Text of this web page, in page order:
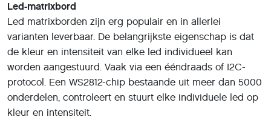
Led-matrixbord
Led matrixborden zijn erg populair en in allerlei
varianten leverbaar. De belangrijkste eigenschap is dat
de kleur en intensiteit van elke led individueel kan
worden aangestuurd. Vaak via een ééndraads of I2C-
protocol. Een WS2812-chip bestaande uit meer dan 5000
onderdelen, controleert en stuurt elke individuele led op
kleur en intensiteit.